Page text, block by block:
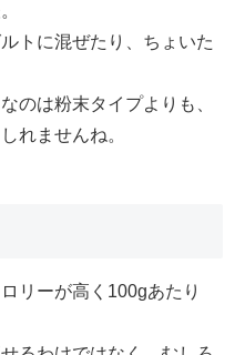
トに混ぜたり、ちょいた
のは粉末タイプよりも、
れませんね。
リーが高く100gあたり